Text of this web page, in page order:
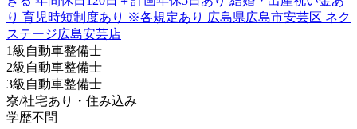
1級自動車整備士
2級自動車整備士
3級自動車整備士
寮/社宅あり・住み込み
学歴不問